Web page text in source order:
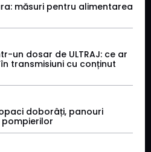
măsuri pentru alimentarea
un dosar de ULTRAJ: ce ar
transmisiuni cu conținut
doborâți, panouri
pompierilor